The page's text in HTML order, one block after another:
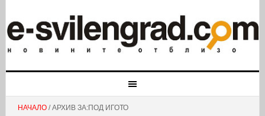
НАЧАЛО/ АРХИВ ЗА:ПОД ИГОТО